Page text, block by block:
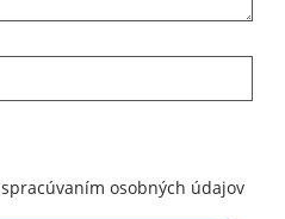
spracúvaním osobných údajov